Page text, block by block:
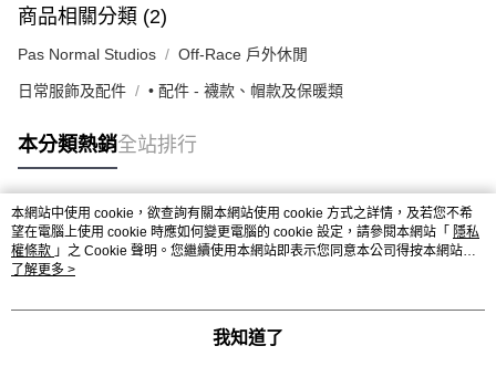
商品相關分類 (2)
Pas Normal Studios Off-Race 戶外休閒
日常服飾及配件 • 配件 - 襪款、帽款及保暖類
本分類熱銷全站排行
熱門標籤
本網站中使用 cookie，欲查詢有關本網站使用 cookie 方式之詳情，及若您不希
望在電腦上使用 cookie 時應如何變更電腦的 cookie 設定，請參閱本網站「 隱私
權條款 」之 Cookie 聲明。您繼續使用本網站即表示您同意本公司得按本網站使
用條款之 Cookie 聲明使用 cookie。
了解更多 >
我知道了